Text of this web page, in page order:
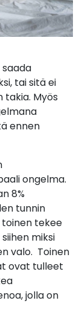
saada
tai sitä ei
takia. Myös
ennen
ongelma.
8%
tunnin
toinen tekee
miksi
valo. Toinen
ovat tulleet
jolla on